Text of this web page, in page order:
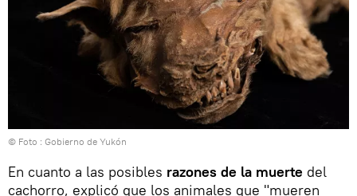
© Foto : Gobierno de Yukón
En cuanto a las posibles razones de la muerte del
cachorro, explicó que los animales que "mueren